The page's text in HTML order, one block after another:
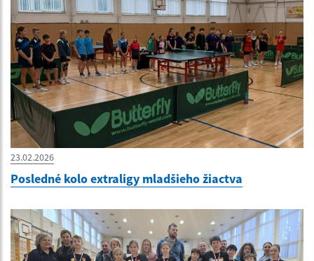
23.02.2026
Posledné kolo extraligy mladšieho žiactva